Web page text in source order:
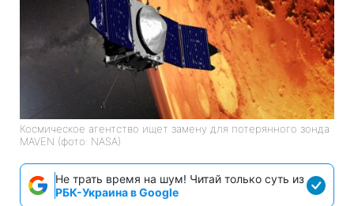
Космическое агентство ищет замену для потерянного зонда
MAVEN (фото: NASA)
Не трать время на шум! Читай только суть из
РБК-Украина в Google